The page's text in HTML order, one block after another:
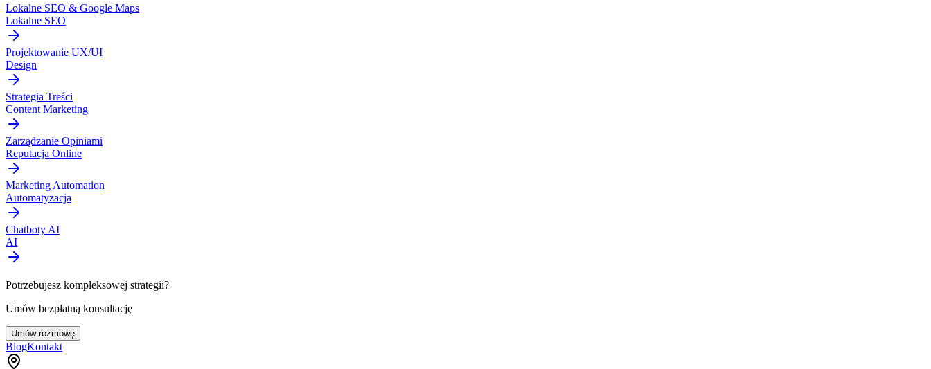
Lokalne SEO & Google Maps
Lokalne SEO
Projektowanie UX/UI
Design
Strategia Treści
Content Marketing
Zarządzanie Opiniami
Reputacja Online
Marketing Automation
Automatyzacja
Chatboty AI
AI
Potrzebujesz kompleksowej strategii?
Umów bezpłatną konsultację
Umów rozmowę
BlogKontakt